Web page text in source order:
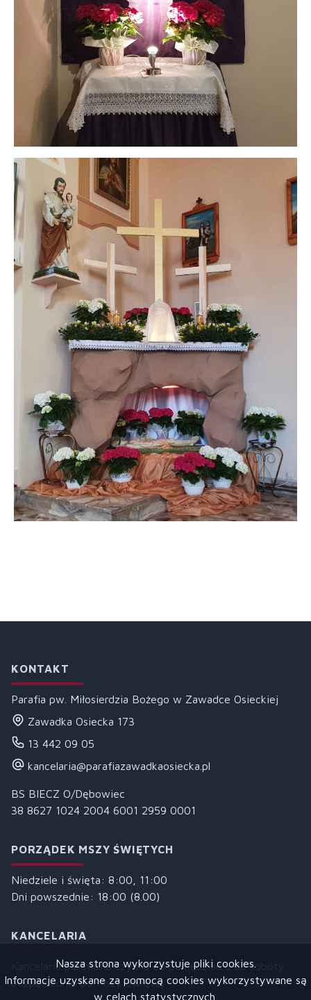
KONTAKT
Parafia pw. Miłosierdzia Bożego w Zawadce Osieckiej
Zawadka Osiecka 173
13 442 09 05
kancelaria@parafiazawadkaosiecka.pl
BS BIECZ O/Dębowiec
38 8627 1024 2004 6001 2959 0001
PORZĄDEK MSZY ŚWIĘTYCH
Niedziele i święta: 8:00, 11:00
Dni powszednie: 18:00 (8.00)
KANCELARIA
Kancelaria parafialna czynna od poniedziałku do soboty
bezpośrednio po Mszy Świętej
Nasza strona wykorzystuje pliki cookies.
Informacje uzyskane za pomocą cookies wykorzystywane są
w celach statystycznych.